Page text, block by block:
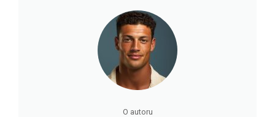
O autoru